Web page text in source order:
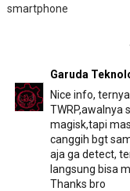
smartphone
Garuda
Nice info,
TWRP,awalnya
magisk,tapi
canggih bgt
aja ga detect,
langsung bisa
Thanks bro